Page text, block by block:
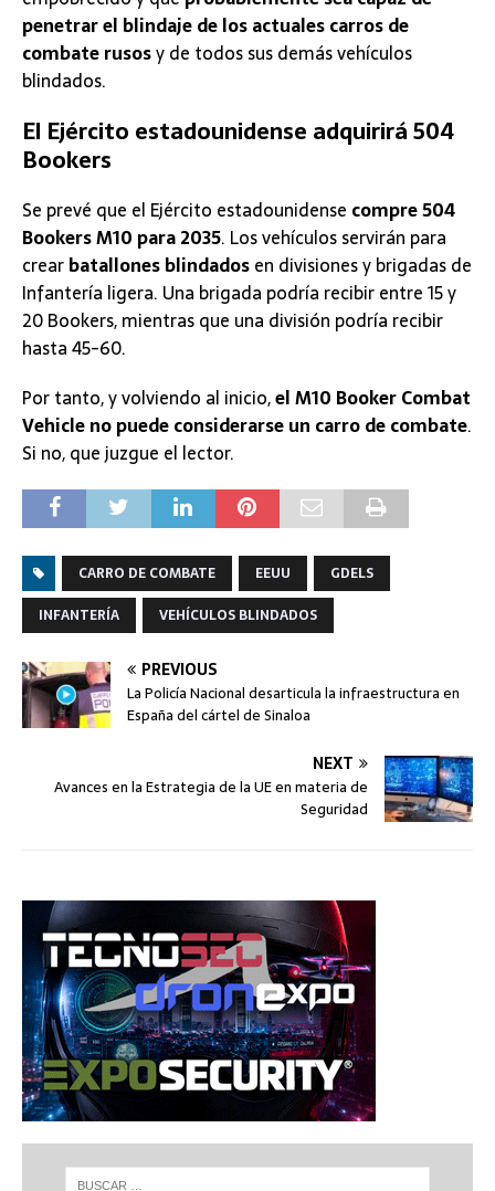
penetrar el blindaje de los actuales carros de
combate rusosy de todos sus demás vehículos
blindados.
El Ejército estadounidense adquirirá 504
Bookers
Se prevé que el Ejército estadounidense compre 504
Bookers M10 para 2035. Los vehículos servirán para
crearbatallones blindadosen divisiones y brigadas de
Infantería ligera. Una brigada podría recibir entre 15 y
20 Bookers, mientras que una división podría recibir
hasta 45-60.
Por tanto, y volviendo al inicio,el M10 Booker Combat
Vehicle no puede considerarse un carro de combate.
Si no, que juzgue el lector.
CARRO DE COMBATE EEUU
GDELS
INFANTERÍA
VEHÍCULOS BLINDADOS
PREVIOUS
La Policía Nacional desarticula la infraestructura en
España del cártel de Sinaloa
NEXT
Avances en la Estrategia de la UE en materia de
Seguridad